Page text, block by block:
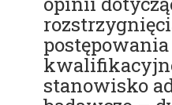
postępowania
stanowisko